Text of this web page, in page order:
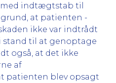
indtægtstab til
at patienten -
ikke var indtrådt
stand til at genoptage
også, at det ikke
af
patienten blev opsagt